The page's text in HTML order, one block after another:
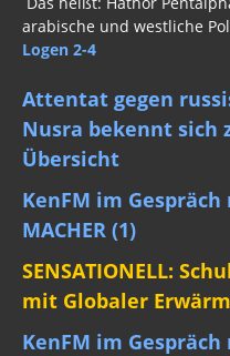
arabische und westliche
Logen 2-4
Attentat gegen
Nusra bekennt sich
Übersicht
KenFM im
MACHER (1)
SENSATIONELL:
mit Globaler
KenFM im